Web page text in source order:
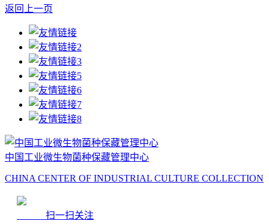
返回上一页
中国工业微生物菌种保藏管理中心
CHINA CENTER OF INDUSTRIAL CULTURE COLLECTION
扫一扫关注